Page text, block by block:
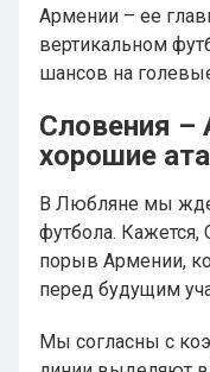
Армении – ее
вертикальном
шансов на
Словения –
хорошие
В Любляне мы
футбола. Кажется,
порыв Армении,
перед будущим
Мы согласны с